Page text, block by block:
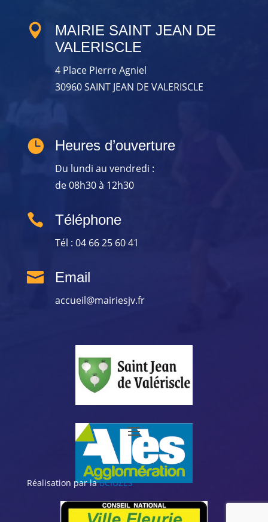

MAIRIE SAINT JEAN DE
VALERISCLE
4 Place Pierre Agniel
30960 SAINT JEAN DE VALERISCLE
 Heures d’ouverture
Du lundi au vendredi :
de 08h30 à 12h30
 Téléphone
Tél : 04 66 25 60 41
 Email
accueil@mairiesjv.fr
Réalisation par laBCIUZES